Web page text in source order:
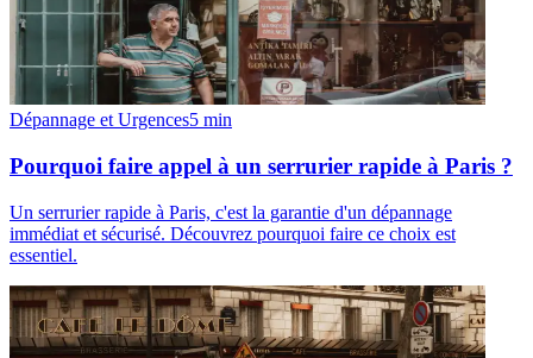
Dépannage et Urgences5 min
Pourquoi faire appel à un serrurier rapide à Paris ?
Un serrurier rapide à Paris, c'est la garantie d'un dépannage
immédiat et sécurisé. Découvrez pourquoi faire ce choix est
essentiel.